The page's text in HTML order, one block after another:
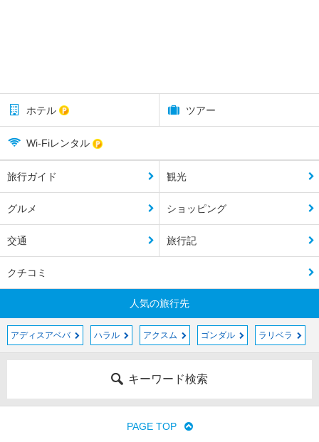
ホテル ツアー
Wi-Fiレンタル
旅行ガイド 観光
グルメ ショッピング
交通 旅行記
クチコミ
人気の旅行先
アディスアベバ ハラル アクスム ゴンダル ラリベラ
キーワード検索
PAGE TOP